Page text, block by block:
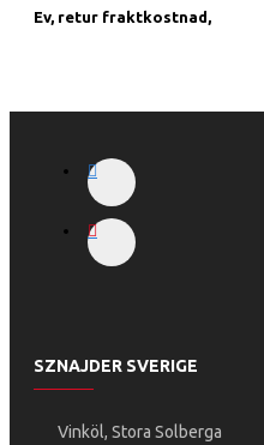
Ev, retur fraktkostnad,
SZNAJDER SVERIGE
Vinköl, Stora Solberga